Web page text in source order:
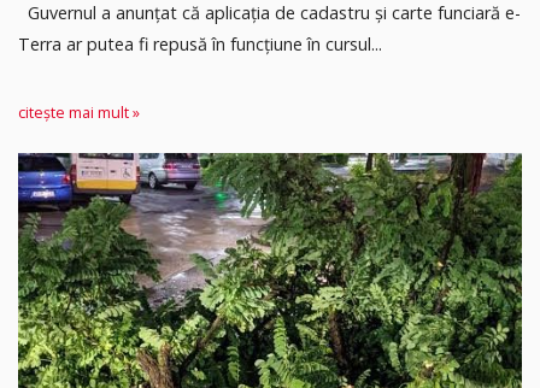
Guvernul a anunțat că aplicația de cadastru și carte funciară e-
Terra ar putea fi repusă în funcțiune în cursul...
citește mai mult »